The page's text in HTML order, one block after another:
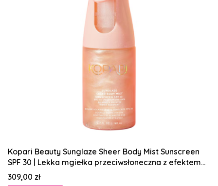
Kopari Beauty Sunglaze Sheer Body Mist Sunscreen
SPF 30 | Lekka mgiełka przeciwsłoneczna z efektem
glow
Cena
309,00 zł